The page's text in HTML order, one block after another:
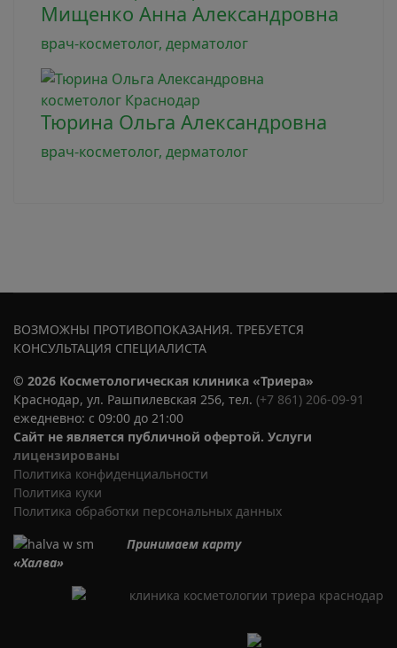
Мищенко Анна Александровна
врач-косметолог, дерматолог
Тюрина Ольга Александровна
врач-косметолог, дерматолог
ВОЗМОЖНЫ ПРОТИВОПОКАЗАНИЯ. ТРЕБУЕТСЯ
КОНСУЛЬТАЦИЯ СПЕЦИАЛИСТА
© 2026 Косметологическая клиника «Триера»
Краснодар, ул. Рашпилевская 256, тел. (+7 861) 206-09-91
ежедневно: с 09:00 до 21:00
Сайт не является публичной офертой. Услуги
лицензированы
Политика​ ​конфиденциальности
Политика​ куки
Политика​ обработки персональных данных
Принимаем карту
«Халва»